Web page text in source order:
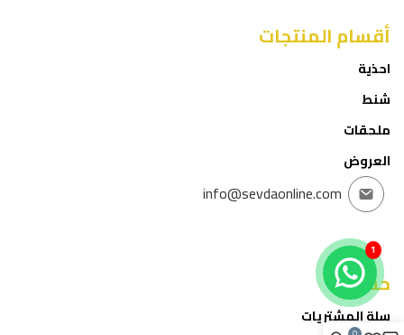
أقسام المنتجات
احذية
شنط
ملحقات
العروض
info@sevdaonline.com
حسابي
سلة المشتريات
1